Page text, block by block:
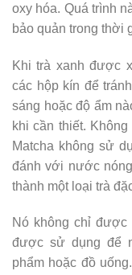
oxy hóa. Quá trình
bảo quản trong thời
Khi trà xanh được
các hộp kín để
sáng hoặc độ ẩm
khi cần thiết.
Matcha không sử
đánh với nước
thành một loại trà
Nó không chỉ
được sử dụng để
phẩm hoặc đồ